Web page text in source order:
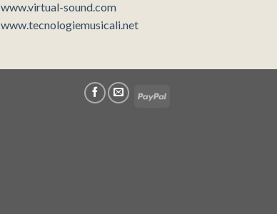
www.virtual-sound.com
www.tecnologiemusicali.net